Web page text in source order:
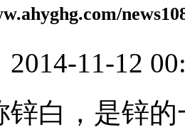
11-12
锌白，是锌